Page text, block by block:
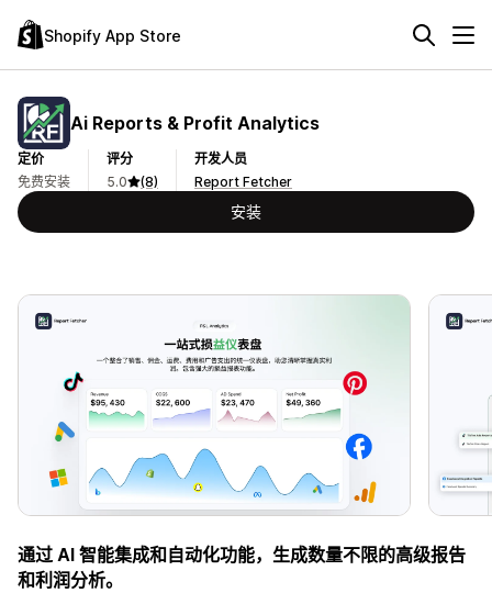
Shopify App Store
Ai Reports & Profit Analytics
定价
免费安装
评分
5.0
(8)
开发人员
Report Fetcher
安装
通过 AI 智能集成和自动化功能，生成数量不限的高级报告
和利润分析。